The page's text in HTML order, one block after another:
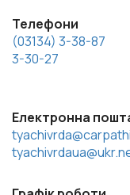
Телефони
(03134) 3-38-87
3-30-27
Електронна